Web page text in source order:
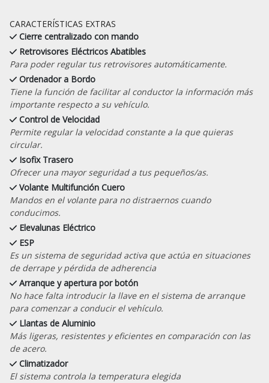
CARACTERÍSTICAS EXTRAS
Cierre centralizado con mando
Retrovisores Eléctricos Abatibles
Para poder regular tus retrovisores automáticamente.
Ordenador a Bordo
Tiene la función de facilitar al conductor la información más
importante respecto a su vehículo.
Control de Velocidad
Permite regular la velocidad constante a la que quieras
circular.
Isofix Trasero
Ofrecer una mayor seguridad a tus pequeños/as.
Volante Multifunción Cuero
Mandos en el volante para no distraernos cuando
conducimos.
Elevalunas Eléctrico
ESP
Es un sistema de seguridad activa que actúa en situaciones
de derrape y pérdida de adherencia
Arranque y apertura por botón
No hace falta introducir la llave en el sistema de arranque
para comenzar a conducir el vehículo.
Llantas de Aluminio
Más ligeras, resistentes y eficientes en comparación con las
de acero.
Climatizador
El sistema controla la temperatura elegida